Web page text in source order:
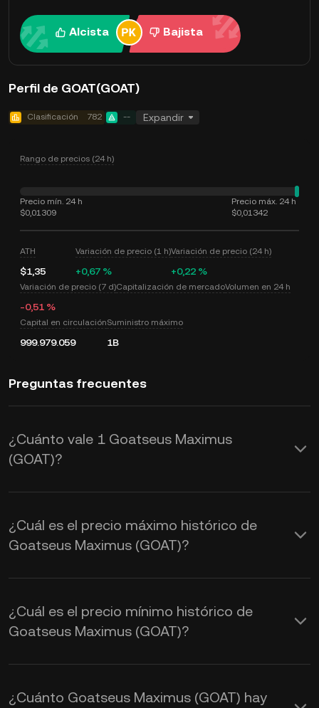
Alcista Bajista
Perfil de GOAT(GOAT)
Clasificación 782 -- Expandir
Rango de precios (24 h)
Precio mín. 24 h
$0,01309
Precio máx. 24 h
$0,01342
ATH
$1,35
Variación de precio (1 h)
+0,67 %
Variación de precio (24 h)
+0,22 %
Variación de precio (7 d)
-0,51 %
Capitalización de mercadoVolumen en 24 h
Capital en circulación
999.979.059
Suministro máximo
1B
Preguntas frecuentes
¿Cuánto vale 1 Goatseus Maximus
(GOAT)?
KuCoin proporciona actualizaciones de
precios de USD en tiempo real para
Goatseus Maximus (GOAT). El valor de
sentimiento del mercado. Usa la
Calculadora de KuCoin para ver los
tipos de cambio deGOAT a USD en
¿Cuál es el precio máximo histórico de
Goatseus Maximus (GOAT)?
¿Cuál es el precio mínimo histórico de
Goatseus Maximus (GOAT)?
¿Cuánto Goatseus Maximus (GOAT) hay